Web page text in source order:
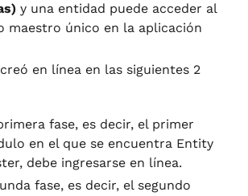
y una entidad puede acceder al
maestro único en la aplicación
en línea en las siguientes 2
fase, es decir, el primer
en el que se encuentra Entity
debe ingresarse en línea.
fase, es decir, el segundo